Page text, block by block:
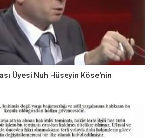
Üyesi Nuh Hüseyin Köse'nin